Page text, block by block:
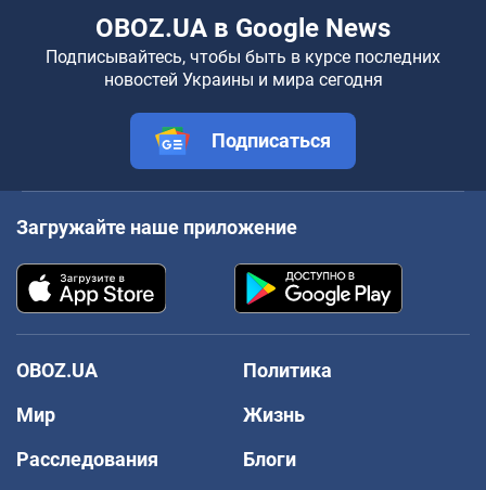
OBOZ.UA в Google News
Подписывайтесь, чтобы быть в курсе последних
новостей Украины и мира сегодня
Подписаться
Загружайте наше приложение
OBOZ.UA
Политика
Мир
Жизнь
Расследования
Блоги